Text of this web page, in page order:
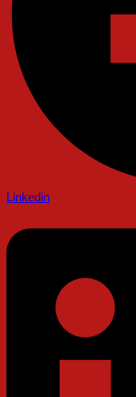
Linkedin